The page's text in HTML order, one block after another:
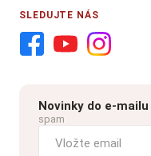
SLEDUJTE NÁS
Novinky do e-mailu
spam